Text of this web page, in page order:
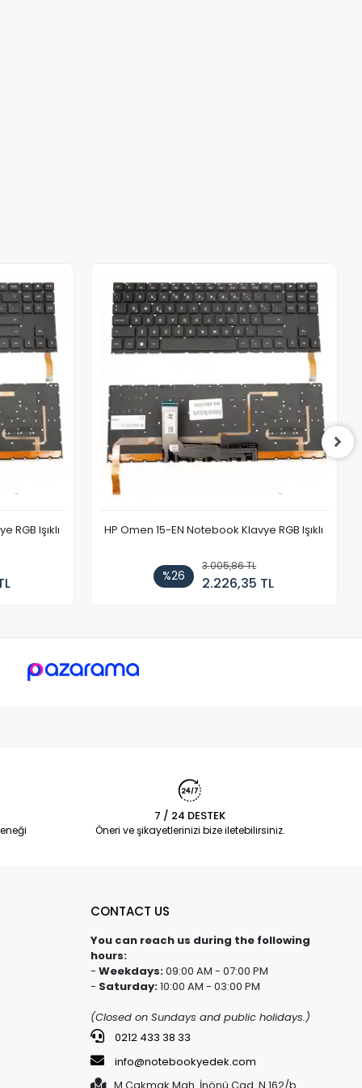
RGB Işıklı HP Omen 15-EN Notebook Klavye RGB Işıklı
%26
3.005,86 TL
2.226,35 TL
7 / 24 DESTEK
Öneri ve şikayetlerinizi bize iletebilirsiniz.
CONTACT US
You can reach us during the following
hours:
- Weekdays:09:00 AM - 07:00 PM
- Saturday:10:00 AM - 03:00 PM
(Closed on Sundays and public holidays.)
0212 433 38 33
info@notebookyedek.com